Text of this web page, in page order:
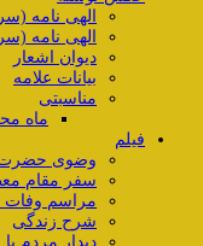
الهی نامه
الهی نامه
دیوان اشعار
بیانات علامه
مناسبتی
ماه
فیلم
وضوی حضرت
سفر مقام
مراسم
شرح زندگی
دیدار مردم